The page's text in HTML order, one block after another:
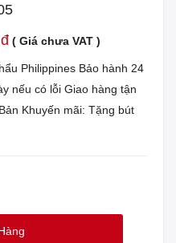
( Giá chưa VAT )
Philippines Bảo hành 24
nếu có lỗi Giao hàng tận
Khuyến mãi: Tặng bút